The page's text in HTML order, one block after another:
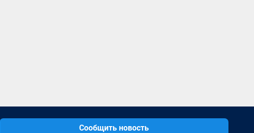
Сообщить новость